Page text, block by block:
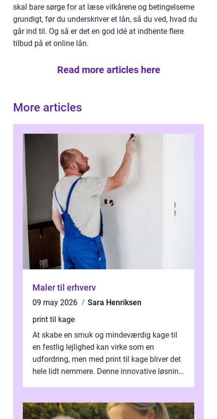
skal bare sørge for at læse vilkårene og betingelserne
grundigt, før du underskriver et lån, så du ved, hvad du
går ind til. Og så er det en god idé at indhente flere
tilbud på et online lån.
Read more articles here
More articles
Maler til erhverv
09 may 2026
Sara Henriksen
print til kage
At skabe en smuk og mindeværdig kage til
en festlig lejlighed kan virke som en
udfordring, men med print til kage bliver det
hele lidt nemmere. Denne innovative løsning